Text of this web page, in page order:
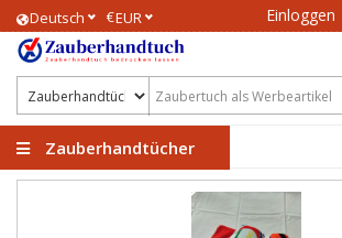
Deutsch €EUR Einloggen
Zauberhandtücher